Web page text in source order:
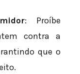
: Proíbe
contra a
que o